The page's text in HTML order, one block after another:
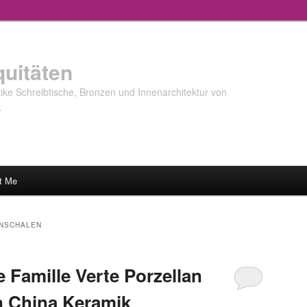
Schreibtische, Bronzen und Innenarchitektur von
Me
Famille Verte Porzellan